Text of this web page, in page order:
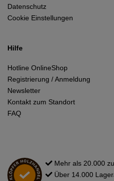
Datenschutz
Cookie Einstellungen
Hilfe
Hotline OnlineShop
Registrierung / Anmeldung
Newsletter
Kontakt zum Standort
FAQ
Mehr als 20.000
Über 14.000